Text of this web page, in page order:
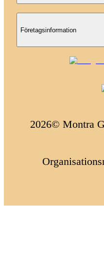
Företagsinformation
2026© Montra